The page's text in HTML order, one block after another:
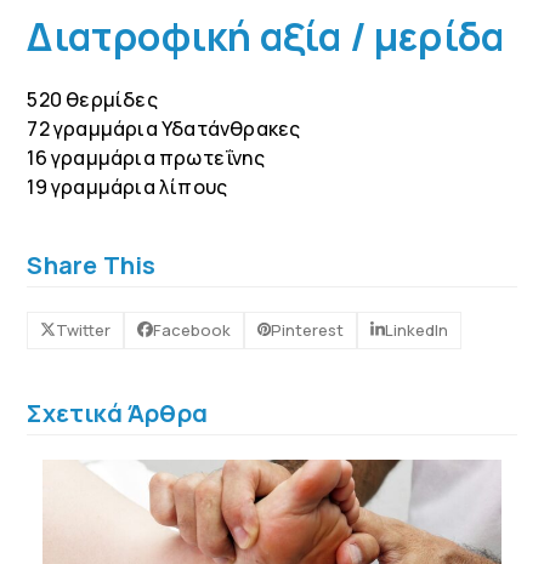
Διατροφική αξία / μερίδα
520 θερμίδες
72 γραμμάρια Υδατάνθρακες
16 γραμμάρια πρωτεΐνης
19 γραμμάρια λίπους
Share This
Twitter Facebook Pinterest LinkedIn
Σχετικά Άρθρα